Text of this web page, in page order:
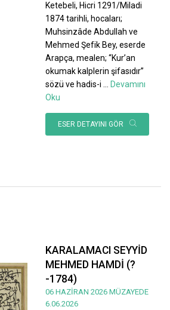
Ketebeli, Hicri 1291/Miladi
1874 tarihli, hocaları;
Muhsinzâde Abdullah ve
Mehmed Şefik Bey, eserde
Arapça, mealen; “Kur’an
okumak kalplerin şifasıdır”
sözü ve hadis-i ... Devamını
Oku
ESER DETAYINI GÖR
KARALAMACI SEYYİD
MEHMED HAMDİ (?
-1784)
06 HAZİRAN 2026 MÜZAYEDE
6.06.2026